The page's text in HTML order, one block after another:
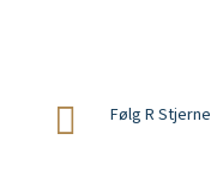
 Følg R Stjerne